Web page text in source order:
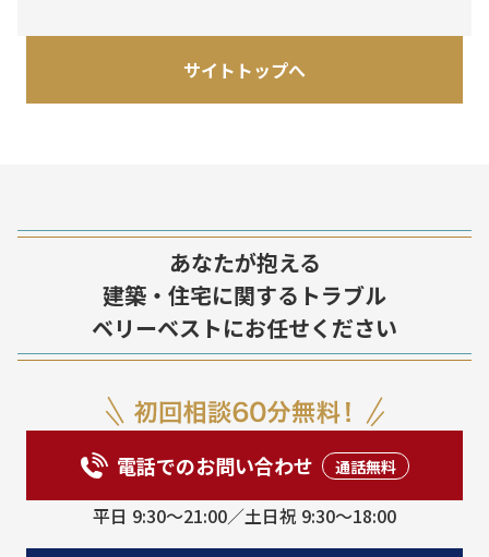
サイトトップへ
あなたが抱える
建築・住宅に関するトラブル
ベリーベストにお任せください
電話でのお問い合わせ
平日 9:30〜21:00／土日祝 9:30〜18:00